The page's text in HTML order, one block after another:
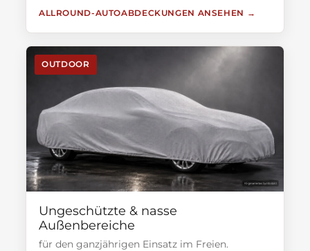
ALLROUND-AUTOABDECKUNGEN ANSEHEN
OUTDOOR
Ungeschützte & nasse
Außenbereiche
für den ganzjährigen Einsatz im Freien.